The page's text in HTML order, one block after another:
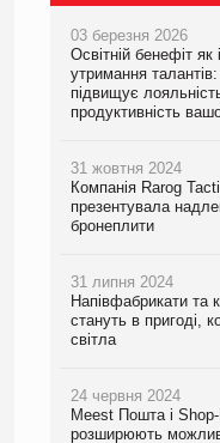
03 березня 2026
Освітній бенефіт як
утримання
підвищує
продуктивність
31 жовтня 2024
Компанія Rarog
презентувала
бронеплити
31 липня 2024
Напівфабрикати та
стануть в пригоді,
світла
24 червня 2024
Meest Пошта і
розширюють